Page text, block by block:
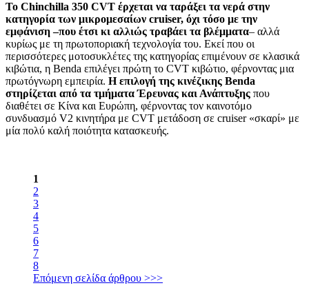
Το Chinchilla 350 CVT έρχεται να ταράξει τα νερά στην
κατηγορία των μικρομεσαίων cruiser, όχι τόσο με την
εμφάνιση –που έτσι κι αλλιώς τραβάει τα βλέμματα– αλλά
κυρίως με τη πρωτοποριακή τεχνολογία του. Εκεί που οι
περισσότερες μοτοσυκλέτες της κατηγορίας επιμένουν σε κλασικά
κιβώτια, η Benda επιλέγει πρώτη το CVT κιβώτιο, φέρνοντας μια
πρωτόγνωρη εμπειρία. Η επιλογή της κινέζικης Benda
στηρίζεται από τα τμήματα Έρευνας και Ανάπτυξης που
διαθέτει σε Κίνα και Ευρώπη, φέρνοντας τον καινοτόμο
συνδυασμό V2 κινητήρα με CVT μετάδοση σε cruiser «σκαρί» με
μία πολύ καλή ποιότητα κατασκευής.
1
2
3
4
5
6
7
8
Επόμενη σελίδα άρθρου >>>